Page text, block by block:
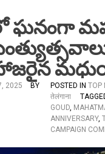
ఘనంగా
2025
BY
POSTED IN TOP
तेलंगाना
GOUD,
ANNIVERSARY,
CAMPAIGN